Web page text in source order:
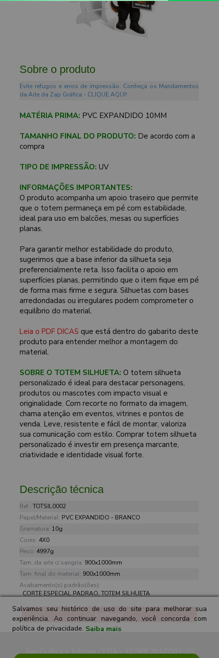
Sobre o produto
Evite refugos e erros de impressão. Conheça os Mandamentos
da Arte da Zap Gráfica - CLIQUE AQUI!
MATÉRIA PRIMA: PVC EXPANDIDO 10MM
TAMANHO FINAL DO PRODUTO: De acordo com a
compra
TIPO DE IMPRESSÃO: UV
INFORMAÇÕES IMPORTANTES:
O produto acompanha um apoio traseiro que permite
que o totem permaneça em pé com estabilidade,
ideal para uso em balcões, mesas ou superfícies
planas.
Para garantir melhor estabilidade do produto,
sugerimos que a base inferior da silhueta seja
preferencialmente reta. Isso facilita o apoio em
superfícies planas, permitindo que o item fique em pé
de forma mais firme e segura. Silhuetas com bases
arredondadas ou irregulares podem comprometer o
equilíbrio do material.
Leia o PDF DICAS que está dentro do gabarito deste
produto para entender melhor a montagem do
material.
SOBRE O TOTEM SILHUETA: O totem silhueta
personalizado é ideal para destacar personagens,
produtos ou mascotes com impacto visual e
originalidade. Com recorte no formato da imagem,
chama atenção em eventos, vitrines e pontos de
venda. Leve, resistente e fácil de montar, valoriza
sua comunicação com estilo. Comprar totem silhueta
personalizado é investir em presença marcante,
criatividade e identidade visual forte.
Descrição técnica
Ref.: TOTSIL0002
Papel/Material: PVC EXPANDIDO - BRANCO
Gramatura: 10g
Cores: 4X0
Peso: 4997g
Tam. da arte c/ sangria: 900x1000mm
Tam. final do material: 900x1000mm
Acabamento(s) padrão(ões):
CORTE ESPECIAL PADRAO, TOTEM SILHUETA
Comprar
Zap Gráfica e Editora LTDA - 10.588.201/0001-05
Salvamos seu histórico de uso do site para melhorar sua
experiência. Ao continuar navegando, você concorda com
política de privacidade. Saiba mais